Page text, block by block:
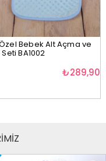
Bebek Alt Açma ve
Seti BA1002
₺289,90